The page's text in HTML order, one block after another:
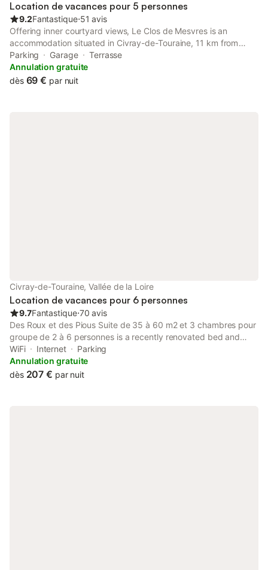
Location de vacances pour 5 personnes
9.2Fantastique⋅51 avis
Offering inner courtyard views, Le Clos de Mesvres is an
accommodation situated in Civray-de-Touraine, 11 km from
Château du Clos Lucé and 11 km from Amboise Train Station.
Parking Garage
Terrasse
Annulation gratuite
dès 69 € par nuit
Civray-de-Touraine, Vallée de la Loire
Location de vacances pour 6 personnes
9.7Fantastique⋅70 avis
Des Roux et des Pious Suite de 35 à 60 m2 et 3 chambres pour
groupe de 2 à 6 personnes is a recently renovated bed and
breakfast in Civray-de-Touraine, where guests can make the
most of its garden and shared lounge.
WiFi Internet
Parking
Annulation gratuite
dès 207 € par nuit